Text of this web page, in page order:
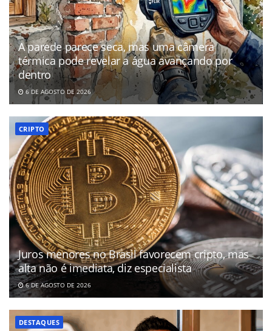
A parede parece seca, mas uma câmera
térmica pode revelar a água avançando por
dentro
6 DE AGOSTO DE 2026
CRIPTO
Juros menores no Brasil favorecem cripto, mas
alta não é imediata, diz especialista
6 DE AGOSTO DE 2026
DESTAQUES